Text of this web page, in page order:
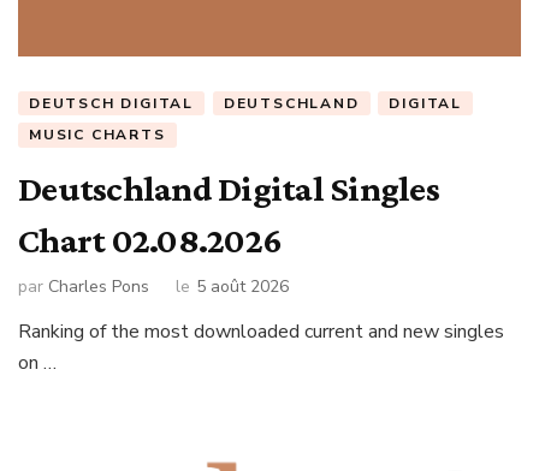
DEUTSCH DIGITAL DEUTSCHLAND
DIGITAL
MUSIC CHARTS
Deutschland Digital Singles
Chart 02.08.2026
par Charles Pons le 5 août 2026
Ranking of the most downloaded current and new singles
on …